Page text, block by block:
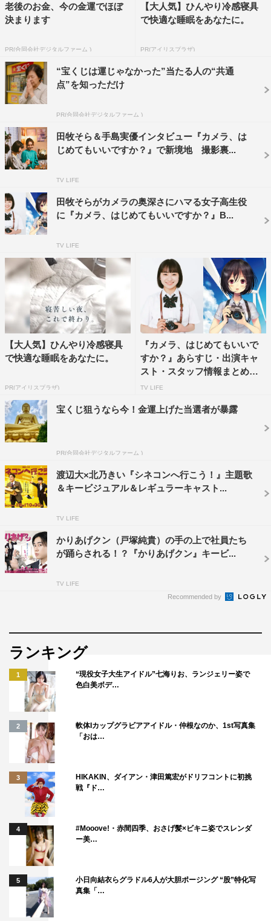
番組情報
月曜ドラマ『カメラ、はじめてもいいですか？』
話）
BS松竹東急（BS260ch／全国無料放送）
2023年7月3日（月）スタート
毎週月曜 午後10時30分～
出演：田牧そら、手島実優、村山優香、中村守里、根矢涼
香／山田キヌヲ、斉藤陽一郎
原作：『カメラ、はじめてもいいですか？』（しろ／少年
画報社 月刊ヤングキングアワーズ連載中）
脚本：上村奈帆
監督：上村奈帆、山嵜晋平、ウエダアツシ、山城達郎
プロデューサー：重富浩二（BS松竹東急）、佐藤友彦
（BBB）、小美野昌史（LONDO BELL）
制作著作：BS松竹東急
制作：BBB
制作協力：LONDO BELL
©BS松竹東急
2023年夏ドラマ
田牧そら
老後のお金、今の金運でほぼ
決まります
PR(合同会社デジタルファーム )
【大人気】ひんやり冷感寝具
で快適な睡眠をあなたに。
PR(アイリスプラザ)
“宝くじは運じゃなかった”当たる人の“共通
点”を知っただけ
PR(合同会社デジタルファーム )
田牧そら＆手島実優インタビュー『カメラ、は
じめてもいいですか？』で新境地 撮影裏...
TV LIFE
田牧そらがカメラの奥深さにハマる女子高生役
に『カメラ、はじめてもいいですか？』B...
TV LIFE
【大人気】ひんやり冷感寝具
で快適な睡眠をあなたに。
PR(アイリスプラザ)
『カメラ、はじめてもいいで
すか？』あらすじ・出演キャ
スト・スタッフ情報まとめ
【2...
TV LIFE
宝くじ狙うなら今！金運上げた当選者が暴露
PR(合同会社デジタルファーム )
渡辺大×北乃きい『シネコンへ行こう！』主題歌
＆キービジュアル＆レギュラーキャスト...
TV LIFE
かりあげクン（戸塚純貴）の手の上で社員たち
が踊らされる！？『かりあげクン』キービ...
TV LIFE
Recommended by
ランキング
1
“現役女子大生アイドル”七海りお、ランジェリー姿で
色白美ボデ…
2
軟体Iカップグラビアアイドル・仲根なのか、1st写真集
「おは…
3
HIKAKIN、ダイアン・津田篤宏がドリフコントに初挑
戦『ド…
4
#Mooove!・赤間四季、おさげ髪×ビキニ姿でスレンダ
ー美…
5
小日向結衣らグラドル6人が大胆ポージング “股”特化写
真集「…